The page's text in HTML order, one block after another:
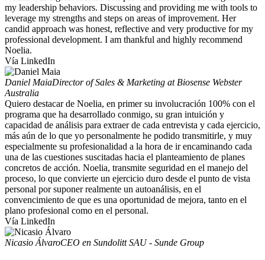
my leadership behaviors. Discussing and providing me with tools to
leverage my strengths and steps on areas of improvement. Her
candid approach was honest, reflective and very productive for my
professional development. I am thankful and highly recommend
Noelia.
Vía LinkedIn
Daniel MaiaDirector of Sales & Marketing at Biosense Webster
Australia
Quiero destacar de Noelia, en primer su involucración 100% con el
programa que ha desarrollado conmigo, su gran intuición y
capacidad de análisis para extraer de cada entrevista y cada ejercicio,
más aún de lo que yo personalmente he podido transmitirle, y muy
especialmente su profesionalidad a la hora de ir encaminando cada
una de las cuestiones suscitadas hacia el planteamiento de planes
concretos de acción. Noelia, transmite seguridad en el manejo del
proceso, lo que convierte un ejercicio duro desde el punto de vista
personal por suponer realmente un autoanálisis, en el
convencimiento de que es una oportunidad de mejora, tanto en el
plano profesional como en el personal.
Vía LinkedIn
Nicasio ÁlvaroCEO en Sundolitt SAU - Sunde Group